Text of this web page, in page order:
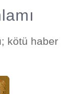
kötü haber